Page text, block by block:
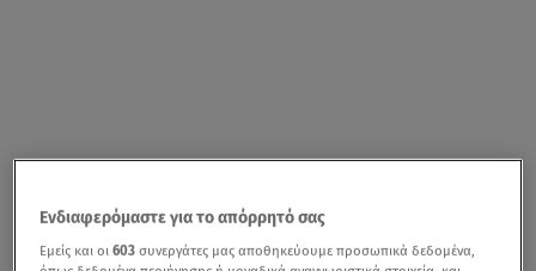
Ενδιαφερόμαστε για το απόρρητό σας
Εμείς και οι603 συνεργάτες μας αποθηκεύουμε προσωπικά δεδομένα,